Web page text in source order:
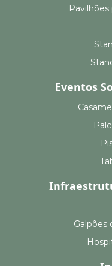
Eventos
Galpões